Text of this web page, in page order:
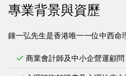
專業背景與資歷
鍾一弘先生是香港唯一一位中西命
商業會計師及中小企營運顧